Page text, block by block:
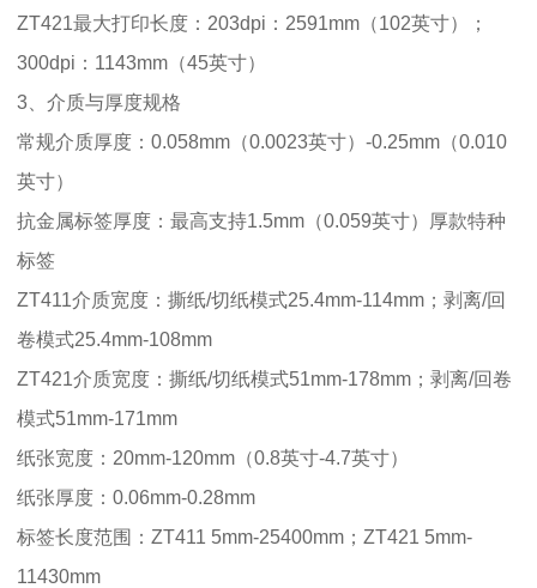
ZT421最大打印长度：203dpi：2591mm（102英寸）；
300dpi：1143mm（45英寸）
3、介质与厚度规格
常规介质厚度：0.058mm（0.0023英寸）-0.25mm（0.010
英寸）
抗金属标签厚度：最高支持1.5mm（0.059英寸）厚款特种
标签
ZT411介质宽度：撕纸/切纸模式25.4mm-114mm；剥离/回
卷模式25.4mm-108mm
ZT421介质宽度：撕纸/切纸模式51mm-178mm；剥离/回卷
模式51mm-171mm
纸张宽度：20mm-120mm（0.8英寸-4.7英寸）
纸张厚度：0.06mm-0.28mm
标签长度范围：ZT411 5mm-25400mm；ZT421 5mm-
11430mm